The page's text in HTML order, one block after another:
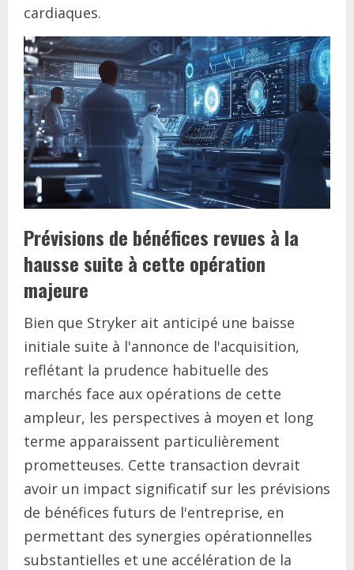
cardiaques.
Prévisions de bénéfices revues à la
hausse suite à cette opération
majeure
Bien que Stryker ait anticipé une baisse
initiale suite à l'annonce de l'acquisition,
reflétant la prudence habituelle des
marchés face aux opérations de cette
ampleur, les perspectives à moyen et long
terme apparaissent particulièrement
prometteuses. Cette transaction devrait
avoir un impact significatif sur les prévisions
de bénéfices futurs de l'entreprise, en
permettant des synergies opérationnelles
substantielles et une accélération de la